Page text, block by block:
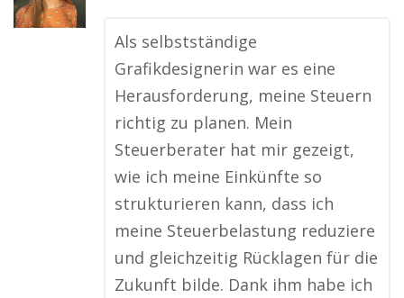
Als selbstständige
Grafikdesignerin war es eine
Herausforderung, meine Steuern
richtig zu planen. Mein
Steuerberater hat mir gezeigt,
wie ich meine Einkünfte so
strukturieren kann, dass ich
meine Steuerbelastung reduziere
und gleichzeitig Rücklagen für die
Zukunft bilde. Dank ihm habe ich